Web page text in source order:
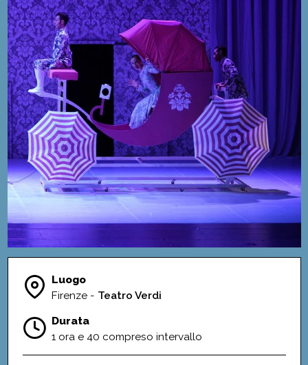
Luogo
Firenze - Teatro Verdi
Durata
1 ora e 40 compreso intervallo